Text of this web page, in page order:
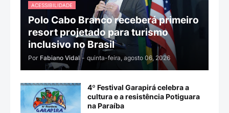
ACESSIBILIDADE
Polo Cabo Branco receberá primeiro
resort projetado para turismo
inclusivo no Brasil
Por Fabiano Vidal - quinta-feira, agosto 06, 2026
4º Festival Garapirá celebra a
cultura e a resistência Potiguara
na Paraíba